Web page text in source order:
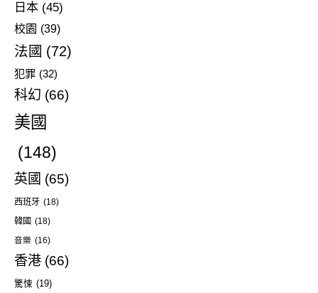
日本 (45)
校園 (39)
法國 (72)
犯罪 (32)
科幻 (66)
美國
(148)
英國 (65)
西班牙 (18)
韓國 (18)
音樂 (16)
香港 (66)
驚悚 (19)